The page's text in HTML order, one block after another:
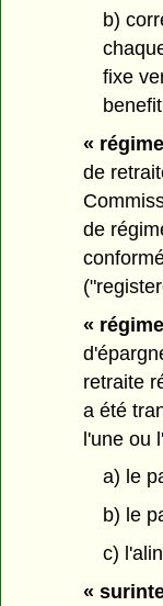
b)
fixe
«
de
de
«
retraite
a été
l'une ou
a) le
b) le
c)
«